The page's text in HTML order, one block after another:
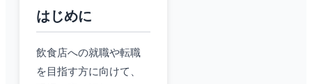
はじめに
飲食店への就職や転職
を目指す方に向けて、